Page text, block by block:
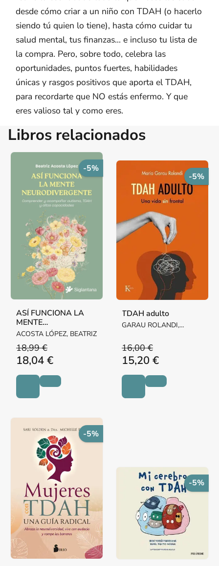
desde cómo criar a un niño con TDAH (o hacerlo
siendo tú quien lo tiene), hasta cómo cuidar tu
salud mental, tus finanzas... e incluso tu lista de
la compra. Pero, sobre todo, celebra las
oportunidades, puntos fuertes, habilidades
únicas y rasgos positivos que aporta el TDAH,
para recordarte que NO estás enfermo. Y que
eres valioso tal y como eres.
Libros relacionados
-5%
ASÍ FUNCIONA LA
MENTE
NEURODIVERGENTE
ACOSTA LÓPEZ, BEATRIZ
18,99 €
18,04 €
-5%
TDAH adulto
GARAU ROLANDI,
16,00 €
15,20 €
-5%
-5%